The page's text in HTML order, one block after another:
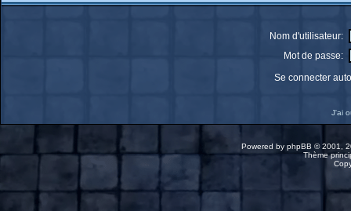
Nom d'utilisateur:
Mot de passe:
Se connecter
J'ai
Powered by phpBB © 2001,
Thème